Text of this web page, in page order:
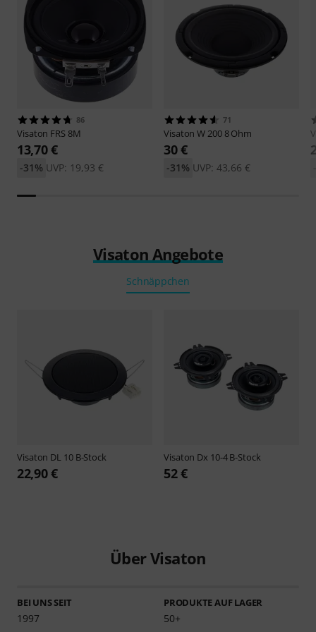
86
Visaton FRS 8M
13,70 €
UVP: 19,93 €
-31%
71
VisatonW 200 8 Ohm
30 €
UVP: 43,66 €
-31%
Visaton Angebote
Schnäppchen
Visaton DL 10 B-Stock
22,90 €
Visaton Dx 10-4 B-Stock
52 €
Über Visaton
BEI UNS SEIT
1997
PRODUKTE AUF LAGER
50+